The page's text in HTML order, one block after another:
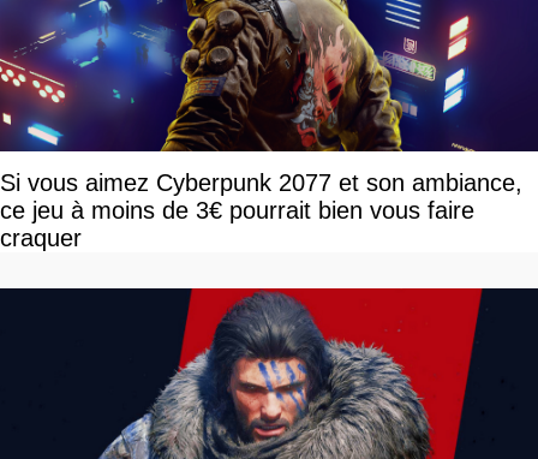
Si vous aimez Cyberpunk 2077 et son ambiance,
ce jeu à moins de 3€ pourrait bien vous faire
craquer